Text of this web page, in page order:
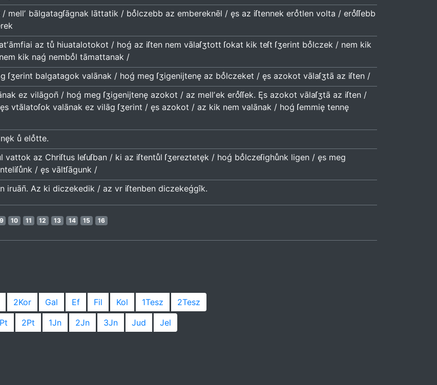
/ mellʼ bālgatagſāgnak lāttatik / boͤlczebb az embereknēl / ęs az iſtennek eroͤtlen volta / eroͤſſebb
az tuͤ hiuatalotokot / hoǵ az iſten nem vālaſʒtott ſokat kik teſt ſʒerint boͤlczek / nem kik
kik naǵ nemboͤl tāmattanak /
ſʒerint balgatagok valānak / hoǵ meg ſʒigenijtenę az boͤlczeket / ęs azokot vālaſʒtā az iſten /
ez vilāgon̄ / hoǵ meg ſʒigenijtenę azokot / az mellʼek eroͤſſek. Ęs azokot vālaſʒtā az iſten /
vtālatoſok valānak ez vilāg ſʒerint / ęs azokot / az kik nem valānak / hoǵ ſemmię tennę
uͤ eloͤtte.
az Chriſtus Ieſuſban / ki az iſtentuͤl ſʒereztetęk / hoǵ boͤlczeſighuͤnk ligen / ęs meg
/ ęs vāltſāgunk /
iruān̄. Az ki diczekedik / az vr iſtenben diczekeǵgîk.
9 10 11 12 13 14 15 16
2Kor Gal Ef Fil Kol 1Tesz
2Tesz
2Pt 1Jn 2Jn 3Jn Jud Jel